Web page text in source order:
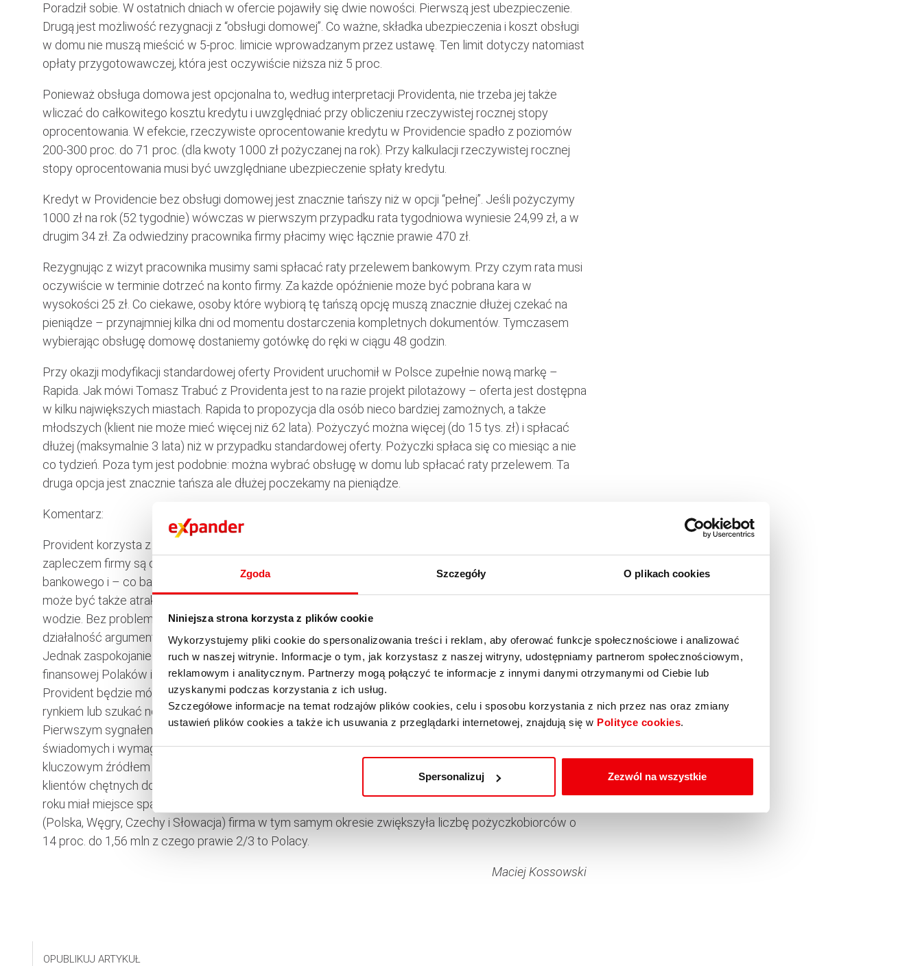
Zgoda Szczegóły O plikach cookies
Niniejsza strona korzysta z plików cookie
Wykorzystujemy pliki cookie do spersonalizowania treści i reklam, aby oferować funkcje społecznościowe i analizować
ruch w naszej witrynie. Informacje o tym, jak korzystasz z naszej witryny, udostępniamy partnerom społecznościowym,
reklamowym i analitycznym. Partnerzy mogą połączyć te informacje z innymi danymi otrzymanymi od Ciebie lub
uzyskanymi podczas korzystania z ich usług.
Szczegółowe informacje na temat rodzajów plików cookies, celu i sposobu korzystania z nich przez nas oraz zmiany
ustawień plików cookies a także ich usuwania z przeglądarki internetowej, znajdują się w Polityce cookies.
Spersonalizuj Zezwól na wszystkie
Poradził sobie. W ostatnich dniach w ofercie pojawiły się dwie nowości. Pierwszą jest ubezpieczenie.
Drugą jest możliwość rezygnacji z “obsługi domowej”. Co ważne, składka ubezpieczenia i koszt obsługi
w domu nie muszą mieścić w 5-proc. limicie wprowadzanym przez ustawę. Ten limit dotyczy natomiast
opłaty przygotowawczej, która jest oczywiście niższa niż 5 proc.
Ponieważ obsługa domowa jest opcjonalna to, według interpretacji Providenta, nie trzeba jej także
wliczać do całkowitego kosztu kredytu i uwzględniać przy obliczeniu rzeczywistej rocznej stopy
oprocentowania. W efekcie, rzeczywiste oprocentowanie kredytu w Providencie spadło z poziomów
200-300 proc. do 71 proc. (dla kwoty 1000 zł pożyczanej na rok). Przy kalkulacji rzeczywistej rocznej
stopy oprocentowania musi być uwzględniane ubezpieczenie spłaty kredytu.
Kredyt w Providencie bez obsługi domowej jest znacznie tańszy niż w opcji “pełnej”. Jeśli pożyczymy
1000 zł na rok (52 tygodnie) wówczas w pierwszym przypadku rata tygodniowa wyniesie 24,99 zł, a w
drugim 34 zł. Za odwiedziny pracownika firmy płacimy więc łącznie prawie 470 zł.
Rezygnując z wizyt pracownika musimy sami spłacać raty przelewem bankowym. Przy czym rata musi
oczywiście w terminie dotrzeć na konto firmy. Za każde opóźnienie może być pobrana kara w
wysokości 25 zł. Co ciekawe, osoby które wybiorą tę tańszą opcję muszą znacznie dłużej czekać na
pieniądze – przynajmniej kilka dni od momentu dostarczenia kompletnych dokumentów. Tymczasem
wybierając obsługę domowę dostaniemy gotówkę do ręki w ciągu 48 godzin.
Przy okazji modyfikacji standardowej oferty Provident uruchomił w Polsce zupełnie nową markę –
Rapida. Jak mówi Tomasz Trabuć z Providenta jest to na razie projekt pilotażowy – oferta jest dostępna
w kilku największych miastach. Rapida to propozycja dla osób nieco bardziej zamożnych, a także
młodszych (klient nie może mieć więcej niż 62 lata). Pożyczyć można więcej (do 15 tys. zł) i spłacać
dłużej (maksymalnie 3 lata) niż w przypadku standardowej oferty. Pożyczki spłaca się co miesiąc a nie
co tydzień. Poza tym jest podobnie: można wybrać obsługę w domu lub spłacać raty przelewem. Ta
druga opcja jest znacznie tańsza ale dłużej poczekamy na pieniądze.
Komentarz:
Provident korzysta z faktu, że ponad połowa dorosłych Polaków nie ma konta w banku. Naturalnym
zapleczem firmy są osoby starsze, które mają niskie dochody, nie posiadają często rachunku
bankowego i – co bardzo istotne – nie lubią wychodzić z domu. Dla nich cotygodniowa wizyta agenta
może być także atrakcją towarzyską. Wszystko to sprawia, że Provident czuje się w Polsce jak ryba w
wodzie. Bez problemu dostosował się do przepisów antylichwiarskich i będzie kontynuował swoją
działalność argumentując, że wychodzi naprzeciw potrzebom społecznym. I rzeczywiście tak jest.
Jednak zaspokojanie tych potrzeb to jednocześnie wykorzystywanie niskiego poziomu świadomości
finansowej Polaków i pielęgnacja stanu słabego nasycenia usługami bankowymi. W obecnej formie
Provident będzie mógł w Polsce prosperować jeszcze tylko jakiś czas. Firma musi ewoluować wraz z
rynkiem lub szukać nowych miejsc ekspansji (w ub.r. rozpoczęła np. działalność w Meksyku).
Pierwszym sygnałem ewolucji jest wprowadzenie w Polsce marki Rapida skierowanej do bardziej
świadomych i wymagających klientów z większych miast. Na razie jednak Polska jest dla Providenta
kluczowym źródłem przychodów. Na macierzystym rynku brytyjskim Provident stopniowo traci
klientów chętnych do skorzystania z “domowego kredytu”. Od czerwca 2004 roku do czerwca 2005
roku miał miejsce spadek ich liczby o 4 proc. do 1,46 miliona osób. Tymczasem w Europie Centralnej
(Polska, Węgry, Czechy i Słowacja) firma w tym samym okresie zwiększyła liczbę pożyczkobiorców o
14 proc. do 1,56 mln z czego prawie 2/3 to Polacy.
Maciej Kossowski
OPUBLIKUJ ARTYKUŁ